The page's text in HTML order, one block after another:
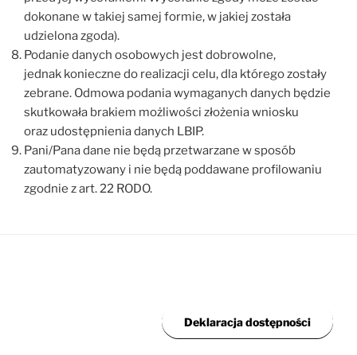
dokonane w takiej samej formie, w jakiej została
udzielona zgoda).
Podanie danych osobowych jest dobrowolne,
jednak konieczne do realizacji celu, dla którego zostały
zebrane. Odmowa podania wymaganych danych będzie
skutkowała brakiem możliwości złożenia wniosku
oraz udostępnienia danych LBIP.
Pani/Pana dane nie będą przetwarzane w sposób
zautomatyzowany i nie będą poddawane profilowaniu
zgodnie z art. 22 RODO.
Deklaracja dostępności